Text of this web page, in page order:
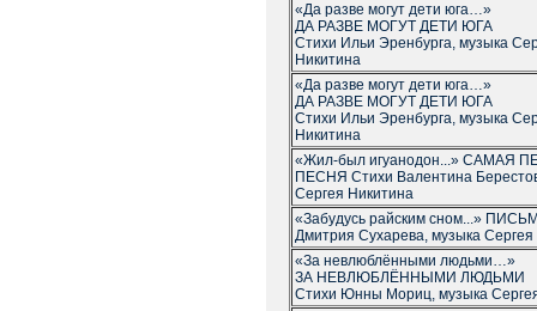
«Да разве могут дети юга…»
ДА РАЗВЕ МОГУТ ДЕТИ ЮГА
Стихи Ильи Эренбурга, музыка
Никитина
«Да разве могут дети юга…»
ДА РАЗВЕ МОГУТ ДЕТИ ЮГА
Стихи Ильи Эренбурга, музыка
Никитина
«Жил-был игуанодон...» САМАЯ
ПЕСНЯ Стихи Валентина
Сергея Никитина
«Забудусь райским сном...»
Дмитрия Сухарева, музыка
«За невлюблёнными людьми…»
ЗА НЕВЛЮБЛЁННЫМИ ЛЮДЬМИ
Стихи Юнны Мориц, музыка